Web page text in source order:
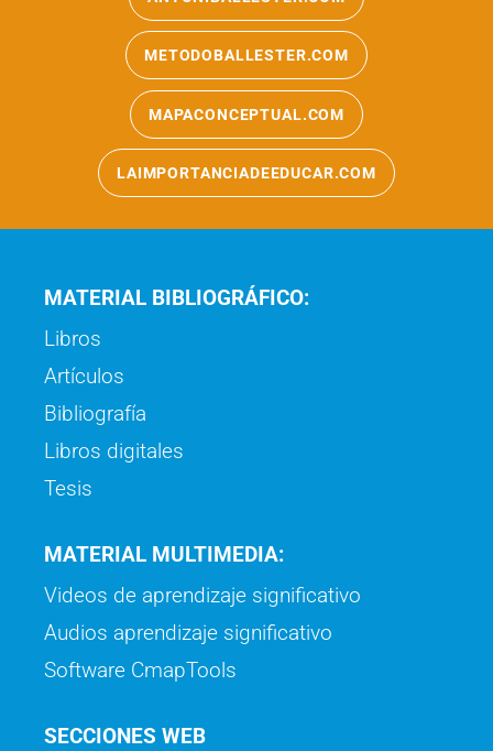
METODOBALLESTER.COM
MAPACONCEPTUAL.COM
LAIMPORTANCIADEEDUCAR.COM
MATERIAL BIBLIOGRÁFICO:
Libros
Artículos
Bibliografía
Libros digitales
Tesis
MATERIAL MULTIMEDIA:
Videos de aprendizaje significativo
Audios aprendizaje significativo
Software CmapTools
SECCIONES WEB